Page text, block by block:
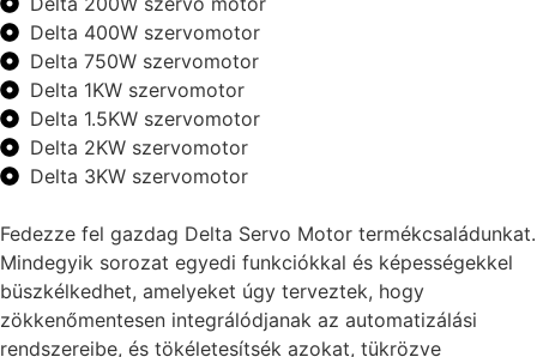
Delta 400W szervomotor
Delta 750W szervomotor
Delta 1KW szervomotor
Delta 1.5KW szervomotor
Delta 2KW szervomotor
Delta 3KW szervomotor
Fedezze fel gazdag Delta Servo Motor termékcsaládunkat.
Mindegyik sorozat egyedi funkciókkal és képességekkel
büszkélkedhet, amelyeket úgy terveztek, hogy
zökkenőmentesen integrálódjanak az automatizálási
rendszereibe, és tökéletesítsék azokat, tükrözve